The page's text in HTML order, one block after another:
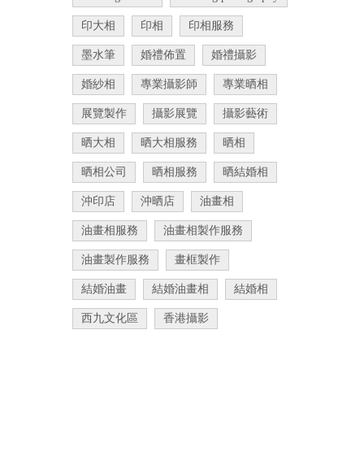
印大相 印相 印相服務
墨水筆 婚禮佈置 婚禮攝影
婚紗相 專業攝影師 專業晒相
展覽製作 攝影展覽 攝影藝術
晒大相 晒大相服務 晒相
晒相公司 晒相服務 晒結婚相
沖印店 沖晒店 油畫相
油畫相服務 油畫相製作服務
油畫製作服務 畫框製作
結婚油畫 結婚油畫相 結婚相
西九文化區 香港攝影